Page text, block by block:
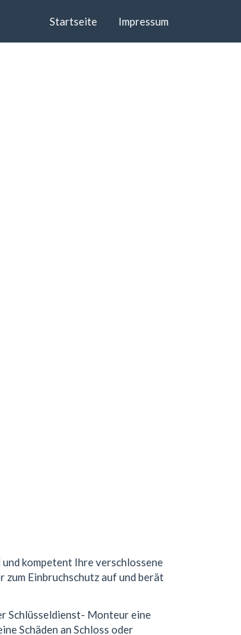
Startseite Impressum
kompetent Ihre verschlossene
zum Einbruchschutz auf und berät
Schlüsseldienst- Monteur eine
Schäden an Schloss oder